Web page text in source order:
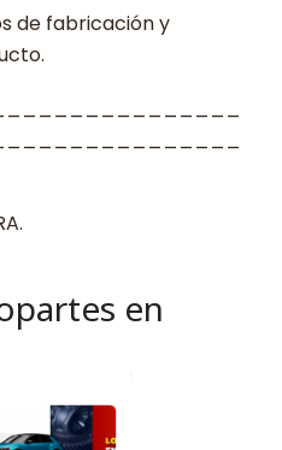
de fabricación y
en